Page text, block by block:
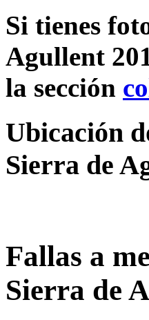
Si tienes
Agullent
la sección
Ubicación
Sierra de
Fallas a
Sierra de